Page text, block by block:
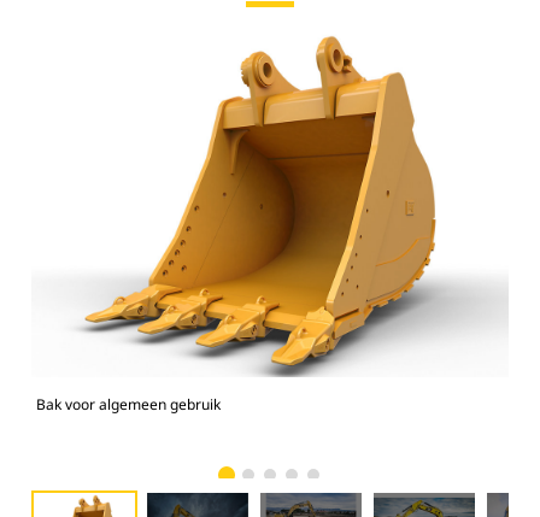
Bak voor algemeen gebruik